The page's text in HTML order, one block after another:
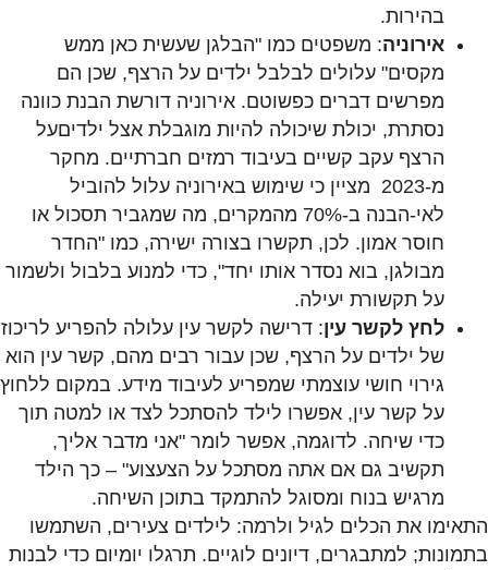
בהירות.
אירוניה: משפטים כמו "הבלגן שעשית כאן ממש
מקסים" עלולים לבלבל ילדים על הרצף, שכן הם
מפרשים דברים כפשוטם. אירוניה דורשת הבנת כוונה
נסתרת, יכולת שיכולה להיות מוגבלת אצל ילדיםעל
הרצף עקב קשיים בעיבוד רמזים חברתיים. מחקר
מ-2023 מציין כי שימוש באירוניה עלול להוביל
לאי-הבנה ב-70% מהמקרים, מה שמגביר תסכול או
חוסר אמון. לכן, תקשרו בצורה ישירה, כמו "החדר
מבולגן, בוא נסדר אותו יחד", כדי למנוע בלבול ולשמור
על תקשורת יעילה.
לחץ לקשר עין: דרישה לקשר עין עלולה להפריע לריכוז
של ילדים על הרצף, שכן עבור רבים מהם, קשר עין הוא
גירוי חושי עוצמתי שמפריע לעיבוד מידע. במקום ללחוץ
על קשר עין, אפשרו לילד להסתכל לצד או למטה תוך
כדי שיחה. לדוגמה, אפשר לומר "אני מדבר אליך,
תקשיב גם אם אתה מסתכל על הצעצוע" – כך הילד
מרגיש בנוח ומסוגל להתמקד בתוכן השיחה.
התאימו את הכלים לגיל ולרמה: לילדים צעירים, השתמשו
בתמונות; למתבגרים, דיונים לוגיים. תרגלו יומיום כדי לבנות